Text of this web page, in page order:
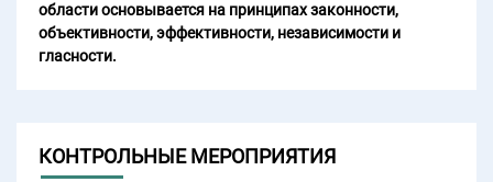
области основывается на принципах законности,
объективности, эффективности, независимости и
гласности.
КОНТРОЛЬНЫЕ МЕРОПРИЯТИЯ